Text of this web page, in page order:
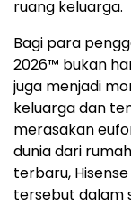
ruang keluarga.
Bagi para
2026™ bukan
juga menjadi
keluarga dan
merasakan
dunia dari
terbaru,
tersebut dalam